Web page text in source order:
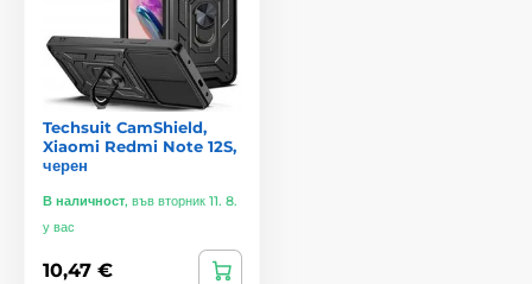
Techsuit CamShield,
Xiaomi Redmi Note 12S,
черен
В наличност, във вторник 11. 8.
у вас
10,47 €